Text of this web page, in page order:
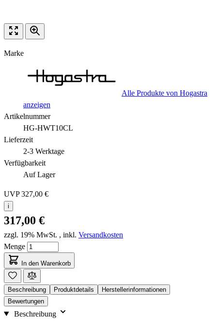
Marke
Alle Produkte von Hogastra
anzeigen
Artikelnummer
HG-HWT10CL
Lieferzeit
2-3 Werktage
Verfügbarkeit
Auf Lager
UVP327,00 €
i
317,00 €
zzgl. 19% MwSt. , inkl. Versandkosten
Menge
In den Warenkorb
Beschreibung Produktdetails
Herstellerinformationen
Bewertungen
Beschreibung